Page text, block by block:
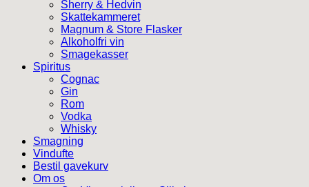
Sherry & Hedvin
Skattekammeret
Magnum & Store Flasker
Alkoholfri vin
Smagekasser
Spiritus
Cognac
Gin
Rom
Vodka
Whisky
Smagning
Vindufte
Bestil gavekurv
Om os